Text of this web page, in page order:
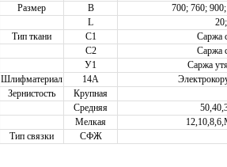
Размер B
700; 760;
L
Тип ткани C1
Саржа
C2
Саржа
У1
Саржа
Шлифматериал 14А
Зернистость
Крупная
Средняя
Мелкая
Тип связки СФЖ